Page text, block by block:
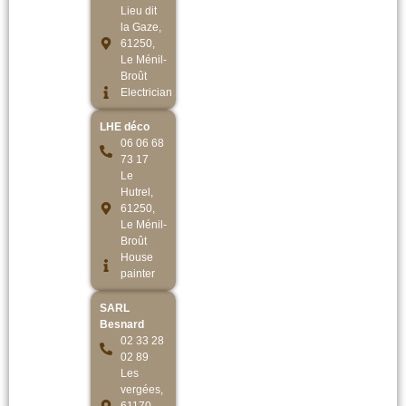
Lieu dit
la Gaze,
61250,
Le Ménil-
Broût
Electrician
LHE déco
06 06 68
73 17
Le
Hutrel,
61250,
Le Ménil-
Broût
House
painter
SARL
Besnard
02 33 28
02 89
Les
vergées,